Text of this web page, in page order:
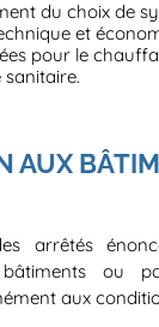
du choix de
et
pour le
sanitaire.
AUX
arrêtés
bâtiments ou
aux